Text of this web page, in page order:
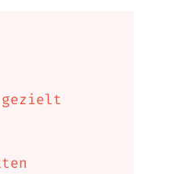
gezielt